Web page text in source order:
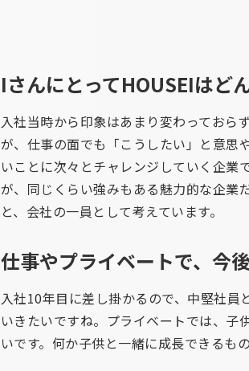
IさんにとってHOUSEIはど
入社当時から印象はあまり変わっておら
が、仕事の面でも「こうしたい」と意思
いことに次々とチャレンジしていく企業
が、同じくらい強みもある魅力的な企業
と、会社の一員として考えています。
仕事やプライベートで、今
入社10年目に差し掛かるので、中堅社員
いきたいですね。プライベートでは、子
いです。何か子供と一緒に成長できるも